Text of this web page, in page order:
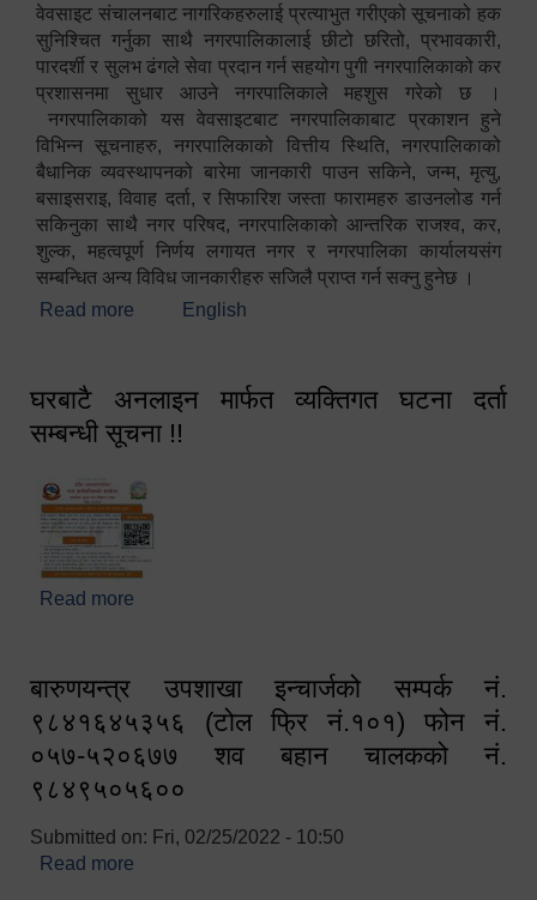
वेवसाइट संचालनबाट नागरिकहरुलाई प्रत्याभुत गरीएको सूचनाको हक
सुनिश्चित गर्नुका साथै नगरपालिकालाई छीटो छरितो, प्रभावकारी,
पारदर्शी र सुलभ ढंगले सेवा प्रदान गर्न सहयोग पुगी नगरपालिकाको कर
प्रशासनमा सुधार आउने नगरपालिकाले महशुस गरेको छ ।
नगरपालिकाको यस वेवसाइटबाट नगरपालिकाबाट प्रकाशन हुने
विभिन्न सूचनाहरु, नगरपालिकाको वित्तीय स्थिति, नगरपालिकाको
बैधानिक व्यवस्थापनको बारेमा जानकारी पाउन सकिने, जन्म, मृत्यु,
बसाइसराइ, विवाह दर्ता, र सिफारिश जस्ता फारामहरु डाउनलोड गर्न
सकिनुका साथै नगर परिषद, नगरपालिकाको आन्तरिक राजश्व, कर,
शुल्क, महत्वपूर्ण निर्णय लगायत नगर र नगरपालिका कार्यालयसंग
सम्बन्धित अन्य विविध जानकारीहरु सजिलै प्राप्त गर्न सक्नु हुनेछ ।
Read more about स्वागतम!!!
English
घरबाटै अनलाइन मार्फत व्यक्तिगत घटना दर्ता
सम्बन्धी सूचना !!
Read more
बारुणयन्त्र उपशाखा इन्चार्जको सम्पर्क नं.
९८४१६४५३५६ (टोल फ्रि नं.१०१) फोन नं.
०५७-५२०६७७ शव बहान चालकको नं.
९८४९५०५६००
Submitted on: Fri, 02/25/2022 - 10:50
Read more